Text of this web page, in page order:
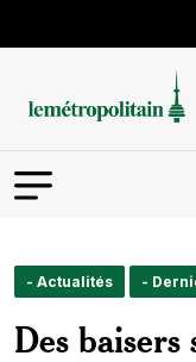
- Actualités -
Des